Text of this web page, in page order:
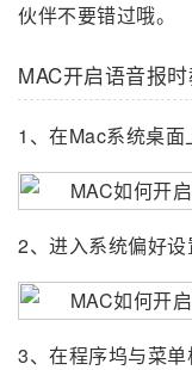
伙伴不要错过哦。
MAC开启语音报
1、在Mac系统桌面
2、进入系统偏好设
3、在程序坞与菜单